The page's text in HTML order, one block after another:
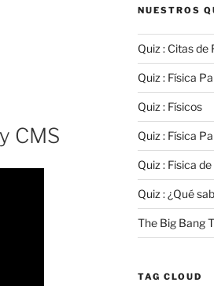
CMS
NUESTROS
Quiz : Citas de
Quiz : Física
Quiz : Físicos
Quiz : Física
Quiz : Fisica
Quiz : ¿Qué
The Big Bang
TAG CLOUD